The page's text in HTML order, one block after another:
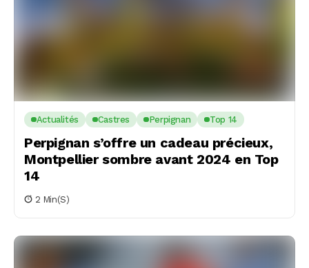
Actualités Castres Perpignan Top 14
Perpignan s’offre un cadeau précieux,
Montpellier sombre avant 2024 en Top
14
2 Min(s)